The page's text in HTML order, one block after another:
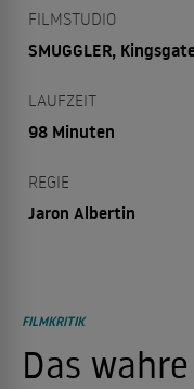
FILMSTUDIO
SMUGGLER,
LAUFZEIT
98 Minuten
REGIE
Jaron Albertin
FILMKRITIK
Das